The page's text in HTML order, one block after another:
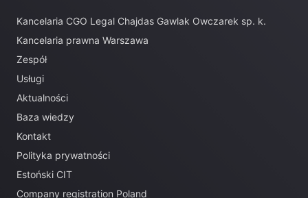
Kancelaria CGO Legal Chajdas Gawlak Owczarek sp. k.
Kancelaria prawna Warszawa
Zespół
Usługi
Aktualności
Baza wiedzy
Kontakt
Polityka prywatności
Estoński CIT
Company registration Poland